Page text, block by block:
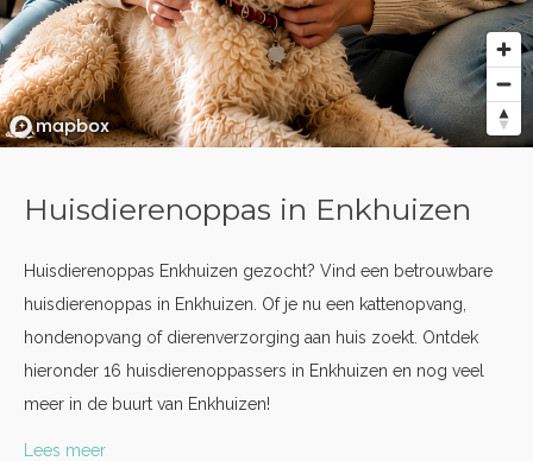
Huisdierenoppas in Enkhuizen
Huisdierenoppas Enkhuizen gezocht? Vind een betrouwbare
huisdierenoppas in Enkhuizen. Of je nu een kattenopvang,
hondenopvang of dierenverzorging aan huis zoekt. Ontdek
hieronder 16 huisdierenoppassers in Enkhuizen en nog veel
meer in de buurt van Enkhuizen!
Lees meer